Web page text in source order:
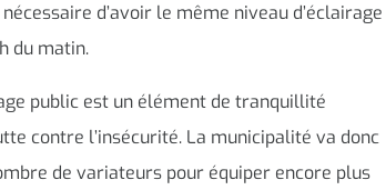
nécessaire d’avoir le même niveau d’éclairage
du matin.
public est un élément de tranquillité
contre l’insécurité. La municipalité va donc
de variateurs pour équiper encore plus